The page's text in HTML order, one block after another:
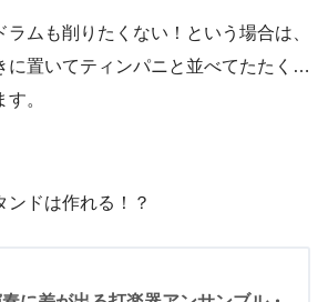
ムも削りたくない！という場合は、
に置いてティンパニと並べてたたく…
。
ンドは作れる！？